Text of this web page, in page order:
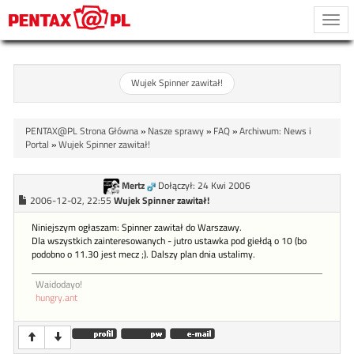
Wujek Spinner zawitał!
PENTAX@PL Strona Główna» Nasze sprawy» FAQ»Archiwum: News i
Portal »Wujek Spinner zawitał!
Mertz
Dołączył: 24 Kwi 2006
2006-12-02, 22:55 Wujek Spinner zawitał!
Niniejszym ogłaszam: Spinner zawitał do Warszawy.
Dla wszystkich zainteresowanych - jutro ustawka pod giełdą o 10 (bo
podobno o 11.30 jest mecz ;). Dalszy plan dnia ustalimy.
Waidodayo!
hungry.ant